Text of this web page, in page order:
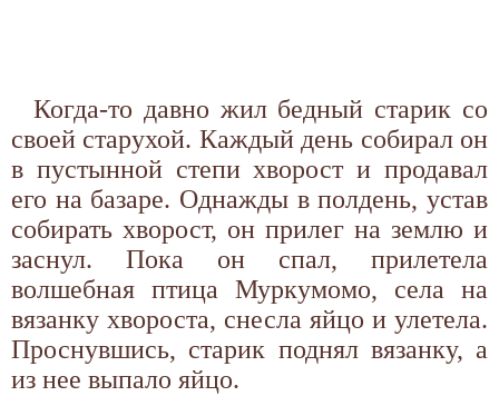
Когда-то давно жил бедный старик со
своей старухой. Каждый день собирал он
в пустынной степи хворост и продавал
его на базаре. Однажды в полдень, устав
собирать хворост, он прилег на землю и
заснул. Пока он спал, прилетела
волшебная птица Муркумомо, села на
вязанку хвороста, снесла яйцо и улетела.
Проснувшись, старик поднял вязанку, а
из нее выпало яйцо.